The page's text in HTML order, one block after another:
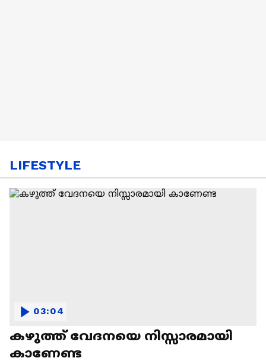
LIFESTYLE
കഴുത്ത് വേദനയെ നിസ്സാരമായി
കാണേണ്ട
03:04